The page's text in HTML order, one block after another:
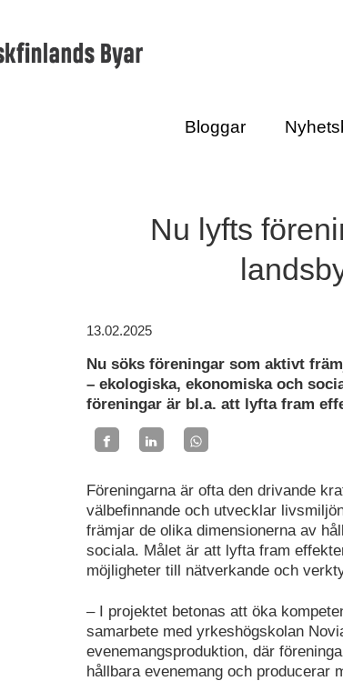
Bloggar
Nu lyfts
13.02.2025
Nu söks föreningar som aktivt
– ekologiska, ekonomiska och
föreningar är bl.a. att lyfta fram
Föreningarna är ofta den drivande
välbefinnande och utvecklar
främjar de olika dimensionerna av
sociala. Målet är att lyfta fram
möjligheter till nätverkande och
– I projektet betonas att öka
samarbete med yrkeshögskolan
evenemangsproduktion, där
hållbara evenemang och producerar